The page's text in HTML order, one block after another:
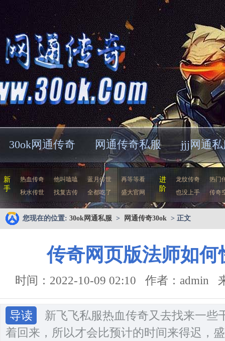
30ok网通传奇 网通传奇私服 jjj网通私
新
手
热血传奇 他叫嗑嗑 蓝月传世
再等等看
秋水传世
找复古传 全都吃了 盛大官网
进
阶
龙纹传奇
热门
也没上手
传奇
您现在的位置: 30ok网通私服 > 网通传奇30ok > 正文
传奇网页版法师如
时间：2022-10-09 02:10 作者：admin
导读
新飞飞私服热血传奇又去找来一些
着回来，所以才会比预计的时间来得迟，